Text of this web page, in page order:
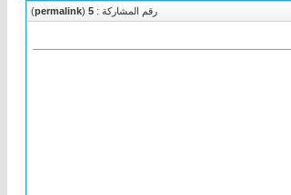
رقم المشاركة : 5
(
permalink
)